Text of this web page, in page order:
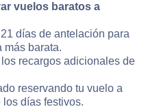
vuelos baratos a
días de antelación para
más barata.
recargos adicionales de
reservando tu vuelo a
días festivos.